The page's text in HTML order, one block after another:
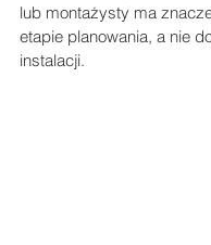
lub montażysty ma
etapie planowania, a nie
instalacji.